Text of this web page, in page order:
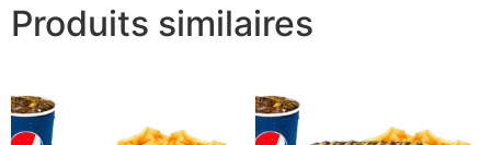
Produits similaires